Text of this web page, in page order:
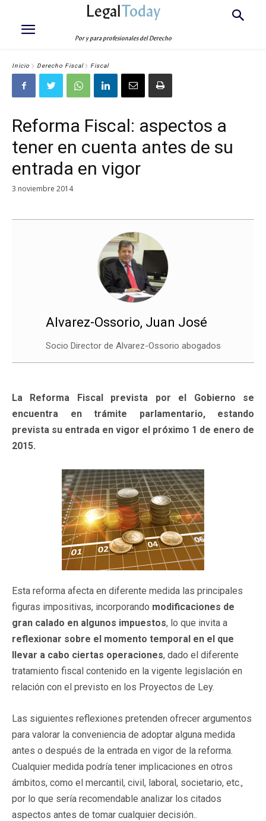
LegalToday
Por y para profesionales del Derecho
Inicio Derecho Fiscal Fiscal
Reforma Fiscal: aspectos a
tener en cuenta antes de su
entrada en vigor
3 noviembre 2014
Alvarez-Ossorio, Juan José
Socio Director de Alvarez-Ossorio abogados
La Reforma Fiscal prevista por el Gobierno se
encuentra en trámite parlamentario, estando
prevista su entrada en vigor el próximo 1 de enero de
2015.
Esta reforma afecta en diferente medida las principales
figuras impositivas, incorporando modificaciones de
gran calado en algunos impuestos, lo que invita a
reflexionar sobre el momento temporal en el que
llevar a cabo ciertas operaciones, dado el diferente
tratamiento fiscal contenido en la vigente legislación en
relación con el previsto en los Proyectos de Ley.
Las siguientes reflexiones pretenden ofrecer argumentos
para valorar la conveniencia de adoptar alguna medida
antes o después de la entrada en vigor de la reforma.
Cualquier medida podría tener implicaciones en otros
ámbitos, como el mercantil, civil, laboral, societario, etc.,
por lo que sería recomendable analizar los citados
aspectos antes de tomar cualquier decisión..